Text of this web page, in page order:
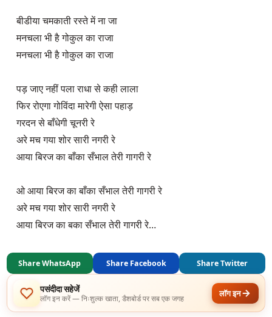
बीडीया चमकाती रस्ते में ना जा
मनचला भी है गोकुल का राजा
मनचला भी है गोकुल का राजा
पड़ जाए नहीं पला राधा से कही लाला
फिर रोएगा गोविंदा मारेगी ऐसा पहाड़
गरदन से बाँधेगी चूनरी रे
अरे मच गया शोर सारी नगरी रे
आया बिरज का बाँका सँभाल तेरी गागरी रे
ओ आया बिरज का बाँका सँभाल तेरी गागरी रे
अरे मच गया शोर सारी नगरी रे
आया बिरज का बका सँभाल तेरी गागरी रे…
Share WhatsApp Share Facebook Share Twitter
पसंदीदा सहेजें
लॉग इन करें — निःशुल्क खाता, डैशबोर्ड पर सब एक जगह लॉग इन